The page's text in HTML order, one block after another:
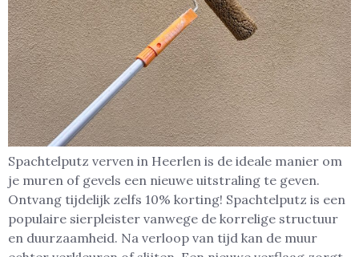
Spachtelputz verven in Heerlen is de ideale manier om
je muren of gevels een nieuwe uitstraling te geven.
Ontvang tijdelijk zelfs 10% korting! Spachtelputz is een
populaire sierpleister vanwege de korrelige structuur
en duurzaamheid. Na verloop van tijd kan de muur